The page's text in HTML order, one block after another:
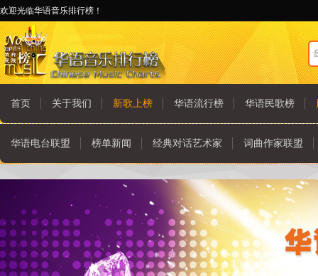
欢迎光临华语音乐排行榜！
首页 关于我们 新歌上榜 华语流行榜 华语民歌榜
华语电台联盟 榜单新闻 经典对话艺术家 词曲作家联盟